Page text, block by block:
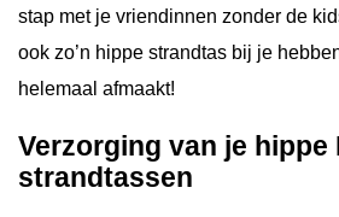
stap met je vriendinnen zonder de
ook zo’n hippe strandtas bij je
helemaal afmaakt!
Verzorging van je hippe
strandtassen